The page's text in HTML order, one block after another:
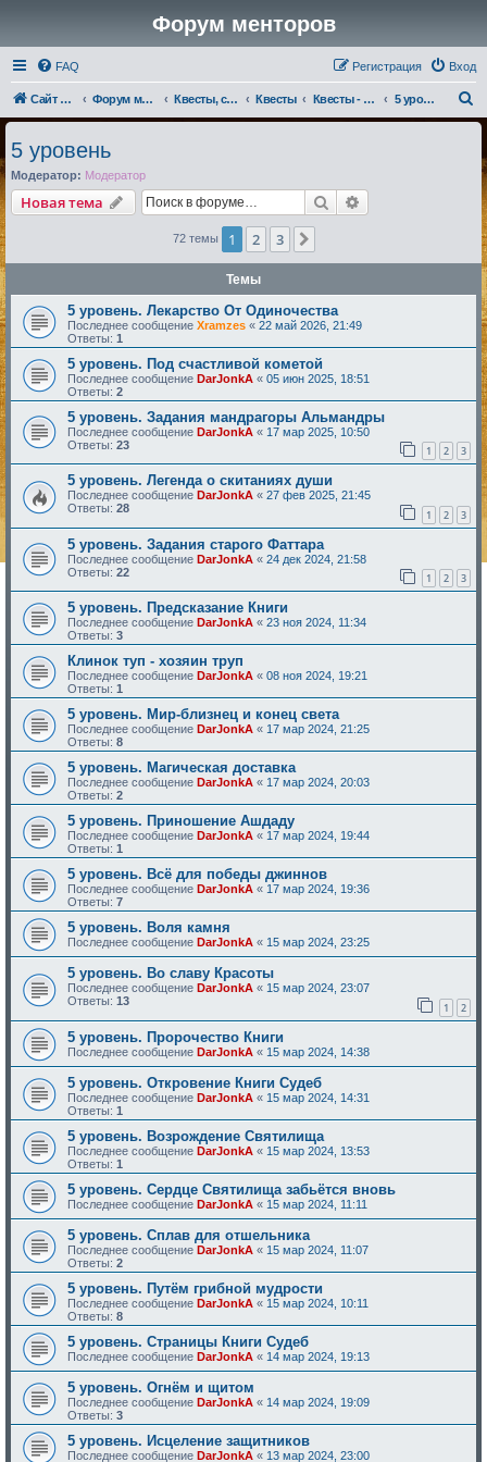
Форум менторов
FAQ Вход
Регистрация
Сайт менторов Форум менторов Квесты, события, репутации Квесты Квесты - Магмары 5 уровень
о
5 уровень
Модератор: Модератор
Новая тема Поиск Расширенный
72 темы 1 2 3
Темы
5 уровень. Лекарство От Одиночества
Последнее сообщение Xramzes « 22 май 2026, 21:49
Ответы: 1
5 уровень. Под счастливой кометой
Последнее сообщение DarJonkA « 05 июн 2025, 18:51
Ответы: 2
5 уровень. Задания мандрагоры Альмандры
Последнее сообщение DarJonkA « 17 мар 2025, 10:50
Ответы: 23 1 2 3
5 уровень. Легенда о скитаниях души
Последнее сообщение DarJonkA « 27 фев 2025, 21:45
Ответы: 28 1 2 3
5 уровень. Задания старого Фаттара
Последнее сообщение DarJonkA « 24 дек 2024, 21:58
Ответы: 22 1 2 3
5 уровень. Предсказание Книги
Последнее сообщение DarJonkA « 23 ноя 2024, 11:34
Ответы: 3
Клинок туп - хозяин труп
Последнее сообщение DarJonkA « 08 ноя 2024, 19:21
Ответы: 1
5 уровень. Мир-близнец и конец света
Последнее сообщение DarJonkA « 17 мар 2024, 21:25
Ответы: 8
5 уровень. Магическая доставка
Последнее сообщение DarJonkA « 17 мар 2024, 20:03
Ответы: 2
5 уровень. Приношение Ашдаду
Последнее сообщение DarJonkA « 17 мар 2024, 19:44
Ответы: 1
5 уровень. Всё для победы джиннов
Последнее сообщение DarJonkA « 17 мар 2024, 19:36
Ответы: 7
5 уровень. Воля камня
Последнее сообщение DarJonkA « 15 мар 2024, 23:25
5 уровень. Во славу Красоты
Последнее сообщение DarJonkA « 15 мар 2024, 23:07
Ответы: 13 1 2
5 уровень. Пророчество Книги
Последнее сообщение DarJonkA « 15 мар 2024, 14:38
5 уровень. Откровение Книги Судеб
Последнее сообщение DarJonkA « 15 мар 2024, 14:31
Ответы: 1
5 уровень. Возрождение Святилища
Последнее сообщение DarJonkA « 15 мар 2024, 13:53
Ответы: 1
5 уровень. Сердце Святилища забьётся вновь
Последнее сообщение DarJonkA « 15 мар 2024, 11:11
5 уровень. Сплав для отшельника
Последнее сообщение DarJonkA « 15 мар 2024, 11:07
Ответы: 2
5 уровень. Путём грибной мудрости
Последнее сообщение DarJonkA « 15 мар 2024, 10:11
Ответы: 8
5 уровень. Страницы Книги Судеб
Последнее сообщение DarJonkA « 14 мар 2024, 19:13
5 уровень. Огнём и щитом
Последнее сообщение DarJonkA « 14 мар 2024, 19:09
Ответы: 3
5 уровень. Исцеление защитников
Последнее сообщение DarJonkA « 13 мар 2024, 23:00